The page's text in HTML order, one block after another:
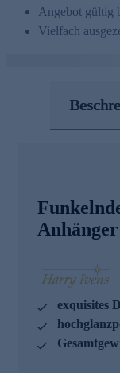
Angebot gültig
Vielfach
exquisites